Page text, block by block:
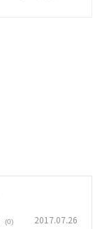
(0) 2017.07.26